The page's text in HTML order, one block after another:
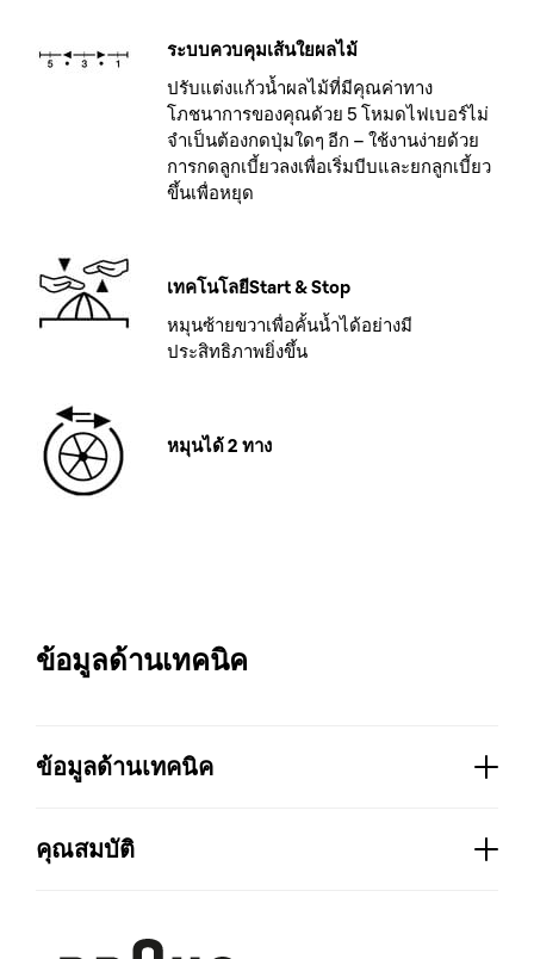
ระบบควบคุมเส้นใยผลไม้
ปรับแต่งแก้วน้ำผลไม้ที่มีคุณค่าทาง
โภชนาการของคุณด้วย 5 โหมดไฟเบอร์ไม่
จำเป็นต้องกดปุ่มใดๆ อีก – ใช้งานง่ายด้วย
การกดลูกเบี้ยวลงเพื่อเริ่มบีบและยกลูกเบี้ยว
ขึ้นเพื่อหยุด
เทคโนโลยีStart & Stop
หมุนซ้ายขวาเพื่อคั้นน้ำได้อย่างมี
ประสิทธิภาพยิ่งขึ้น
หมุนได้ 2 ทาง
ข้อมูลด้านเทคนิค
ข้อมูลด้านเทคนิค
การออกแบบที่ทำความสะอาดง่าย:
คุณสมบัติ